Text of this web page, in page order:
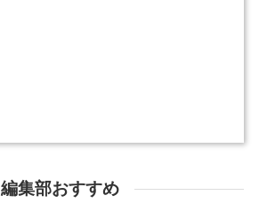
編集部おすすめ